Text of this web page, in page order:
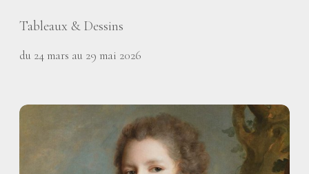
Tableaux & Dessins
du 24 mars au 29 mai 2026